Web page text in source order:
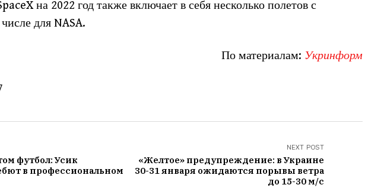
на 2022 год также включает в себя несколько полетов с
для NASA.
По материалам: Укринформ
футбол: Усик
в профессиональном
NEXT POST
«Желтое» предупреждение: в Украине
30-31 января ожидаются порывы ветра
до 15-30 м/с